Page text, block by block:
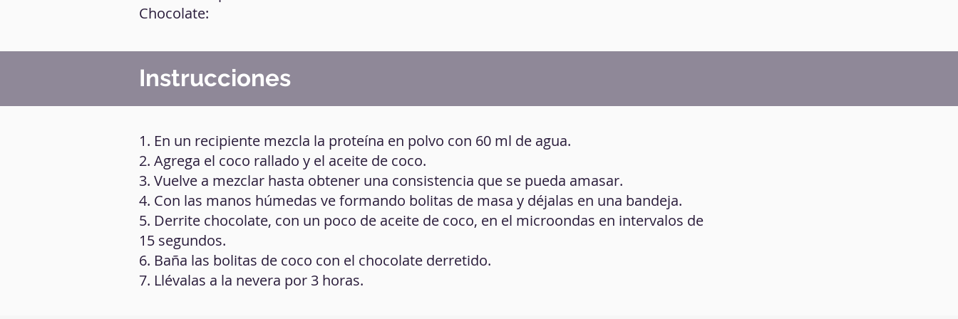
Chocolate:
Instrucciones
1. En un recipiente mezcla la proteína en polvo con 60 ml de agua.
2. Agrega el coco rallado y el aceite de coco.
3. Vuelve a mezclar hasta obtener una consistencia que se pueda amasar.
4. Con las manos húmedas ve formando bolitas de masa y déjalas en una bandeja.
5. Derrite chocolate, con un poco de aceite de coco, en el microondas en intervalos de
15 segundos.
6. Baña las bolitas de coco con el chocolate derretido.
7. Llévalas a la nevera por 3 horas.